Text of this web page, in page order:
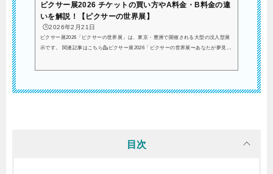
ピクサー展2026 チケットの買い方やA料金・B料金の違
いを解説！【ピクサーの世界展】
🕒️2026年2月21日
ピクサー展2026「ピクサーの世界展」は、東京・豊洲で開催される大型の没入型展
示です。 関連記事はこちら💁ピクサー展2026「ピクサーの世界展〜あなたが夢見た
ukinobu) February 20, 2026この記事では、 チケット料金の詳細 A料金とB料金の違
目次